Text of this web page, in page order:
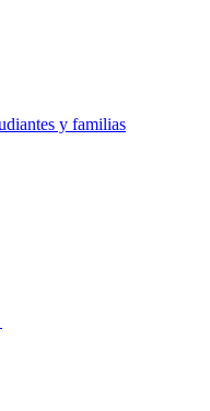
y familias